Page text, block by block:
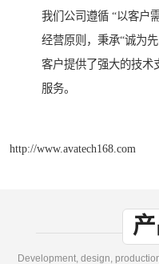
我们公司遵循 “以客户
经营原则，秉承“诚为
客户提供了强大的技术
服务。
http://www.avatech168.com